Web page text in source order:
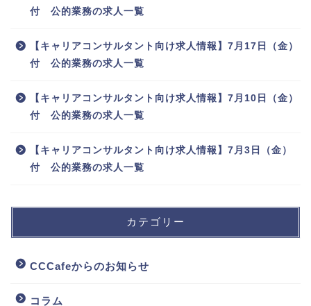
付 公的業務の求人一覧
【キャリアコンサルタント向け求人情報】7月17日（金）
付 公的業務の求人一覧
【キャリアコンサルタント向け求人情報】7月10日（金）
付 公的業務の求人一覧
【キャリアコンサルタント向け求人情報】7月3日（金）
付 公的業務の求人一覧
カテゴリー
CCCafeからのお知らせ
コラム